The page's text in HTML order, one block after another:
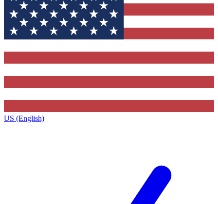
US (English)